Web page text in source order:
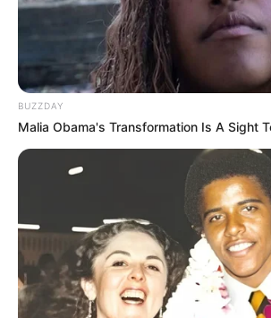
Facebook
Twitter
Pinterest
Share
Revista Artesanato
Recomendados para você
Como
garrafa
BUZZDAY
Malia Obama's Transformation Is A Sight